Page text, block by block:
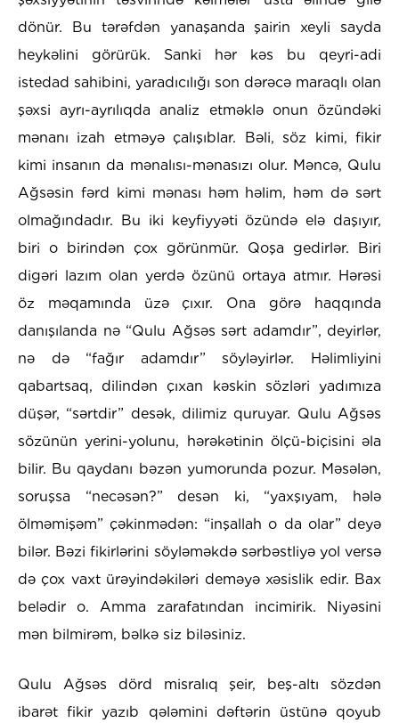
dönür. Bu tərəfdən yanaşanda şairin xeyli sayda
heykəlini görürük. Sanki hər kəs bu qeyri-adi
istedad sahibini, yaradıcılığı son dərəcə maraqlı olan
şəxsi ayrı-ayrılıqda analiz etməklə onun özündəki
mənanı izah etməyə çalışıblar. Bəli, söz kimi, fikir
kimi insanın da mənalısı-mənasızı olur. Məncə, Qulu
Ağsəsin fərd kimi mənası həm həlim, həm də sərt
olmağındadır. Bu iki keyfiyyəti özündə elə daşıyır,
biri o birindən çox görünmür. Qoşa gedirlər. Biri
digəri lazım olan yerdə özünü ortaya atmır. Hərəsi
öz məqamında üzə çıxır. Ona görə haqqında
danışılanda nə “Qulu Ağsəs sərt adamdır”, deyirlər,
nə də “fağır adamdır” söyləyirlər. Həlimliyini
qabartsaq, dilindən çıxan kəskin sözləri yadımıza
düşər, “sərtdir” desək, dilimiz quruyar. Qulu Ağsəs
sözünün yerini-yolunu, hərəkətinin ölçü-biçisini əla
bilir. Bu qaydanı bəzən yumorunda pozur. Məsələn,
soruşsa “necəsən?” desən ki, “yaxşıyam, hələ
ölməmişəm” çəkinmədən: “inşallah o da olar” deyə
bilər. Bəzi fikirlərini söyləməkdə sərbəstliyə yol versə
də çox vaxt ürəyindəkiləri deməyə xəsislik edir. Bax
belədir o. Amma zarafatından incimirik. Niyəsini
mən bilmirəm, bəlkə siz biləsiniz.
Qulu Ağsəs dörd misralıq şeir, beş-altı sözdən
ibarət fikir yazıb qələmini dəftərin üstünə qoyub